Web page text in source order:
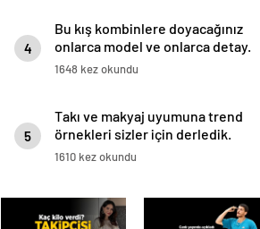
4
Bu kış kombinlere doyacağınız
onlarca model ve onlarca detay.
1648 kez okundu
5
Takı ve makyaj uyumuna trend
örnekleri sizler için derledik.
1610 kez okundu